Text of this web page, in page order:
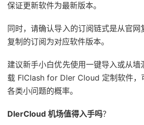
保证更新软件为最新版本。
同时，请确认导入的订阅链式是从官
复制的订阅为对应软件版本。
建议新手小白优先使用一键导入或从
载 FlClash for Dler Cloud 定制软件，
各类小问题的概率。
DlerCloud 机场值得入手吗？